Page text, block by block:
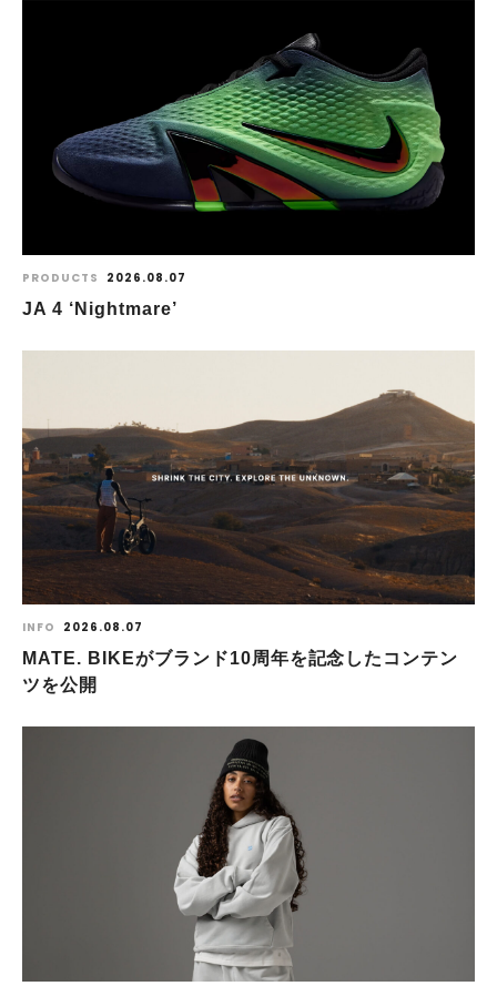
PRODUCTS 2026.08.07
JA 4 ‘Nightmare’
INFO 2026.08.07
MATE. BIKEがブランド10周年を記念したコンテン
ツを公開